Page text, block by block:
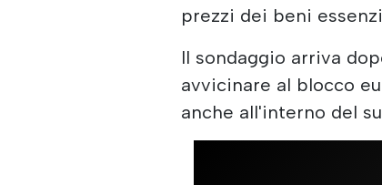
prezzi dei beni
Il sondaggio arriva
avvicinare al blocco
anche all'interno del